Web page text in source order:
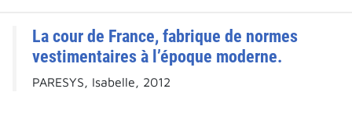
La cour de France, fabrique de normes
vestimentaires à l’époque moderne.
PARESYS, Isabelle, 2012